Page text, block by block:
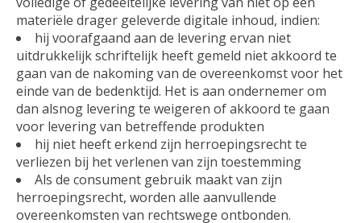
materiële drager geleverde digitale inhoud, indien:
hij voorafgaand aan de levering ervan niet
uitdrukkelijk schriftelijk heeft gemeld niet akkoord te
gaan van de nakoming van de overeenkomst voor het
einde van de bedenktijd. Het is aan ondernemer om
dan alsnog levering te weigeren of akkoord te gaan
voor levering van betreffende produkten
hij niet heeft erkend zijn herroepingsrecht te
verliezen bij het verlenen van zijn toestemming
Als de consument gebruik maakt van zijn
herroepingsrecht, worden alle aanvullende
overeenkomsten van rechtswege ontbonden.